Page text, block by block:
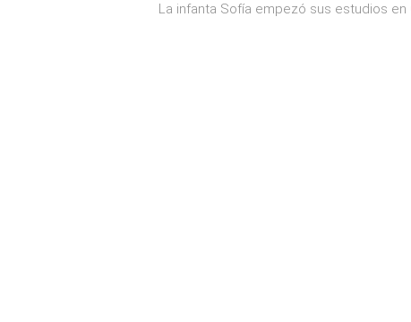
La infanta Sofía empezó sus estudios